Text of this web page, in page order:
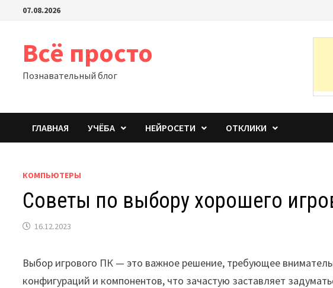
Перейти07.08.2026
Всё просто
Познавательный блог
ГЛАВНАЯ УЧЁБА НЕЙРОСЕТИ ОТКЛИКИ
КОМПЬЮТЕРЫ
Советы по выбору хорошего
16.12.2023
Выбор игрового ПК — это важное решение, требующее
конфигураций и компонентов, что зачастую заставляет